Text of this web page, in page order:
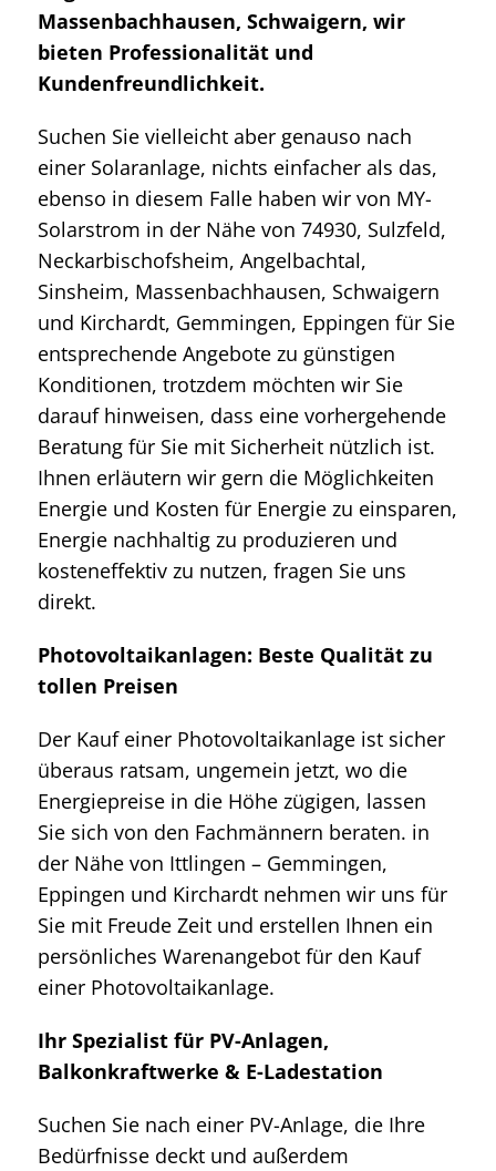
Massenbachhausen, Schwaigern, wir
bieten Professionalität und
Kundenfreundlichkeit.
Suchen Sie vielleicht aber genauso nach
einer Solaranlage, nichts einfacher als das,
ebenso in diesem Falle haben wir von MY-
Solarstrom in der Nähe von 74930, Sulzfeld,
Neckarbischofsheim, Angelbachtal,
Sinsheim, Massenbachhausen, Schwaigern
und Kirchardt, Gemmingen, Eppingen für Sie
entsprechende Angebote zu günstigen
Konditionen, trotzdem möchten wir Sie
darauf hinweisen, dass eine vorhergehende
Beratung für Sie mit Sicherheit nützlich ist.
Ihnen erläutern wir gern die Möglichkeiten
Energie und Kosten für Energie zu einsparen,
Energie nachhaltig zu produzieren und
kosteneffektiv zu nutzen, fragen Sie uns
direkt.
Photovoltaikanlagen: Beste Qualität zu
tollen Preisen
Der Kauf einer Photovoltaikanlage ist sicher
überaus ratsam, ungemein jetzt, wo die
Energiepreise in die Höhe zügigen, lassen
Sie sich von den Fachmännern beraten. in
der Nähe von Ittlingen – Gemmingen,
Eppingen und Kirchardt nehmen wir uns für
Sie mit Freude Zeit und erstellen Ihnen ein
persönliches Warenangebot für den Kauf
einer Photovoltaikanlage.
Ihr Spezialist für PV-Anlagen,
Balkonkraftwerke & E-Ladestation
Suchen Sie nach einer PV-Anlage, die Ihre
Bedürfnisse deckt und außerdem